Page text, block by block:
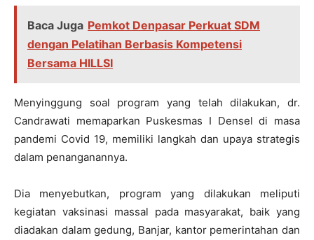
Baca Juga Pemkot Denpasar Perkuat SDM
dengan Pelatihan Berbasis Kompetensi
Bersama HILLSI
Menyinggung soal program yang telah dilakukan, dr.
Candrawati memaparkan Puskesmas I Densel di masa
pandemi Covid 19, memiliki langkah dan upaya strategis
dalam penanganannya.
Dia menyebutkan, program yang dilakukan meliputi
kegiatan vaksinasi massal pada masyarakat, baik yang
diadakan dalam gedung, Banjar, kantor pemerintahan dan